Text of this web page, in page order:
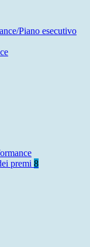
Piano esecutivo
premi 8